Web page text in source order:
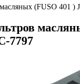
(FUSO 401 )
7797